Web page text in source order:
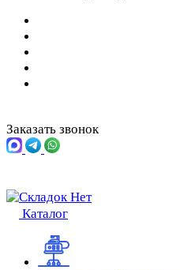
Заказать звонок
Каталог